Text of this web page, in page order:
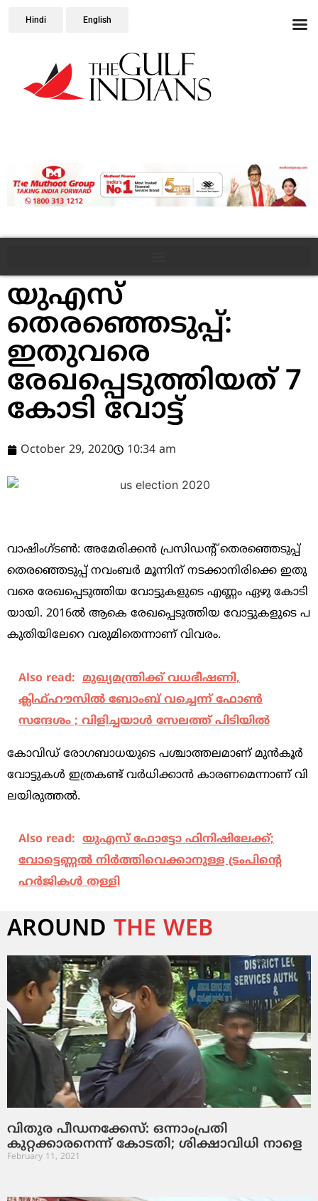
Hindi English
യുഎസ്
തെരഞ്ഞെടുപ്പ്:
ഇതുവരെ
രേഖപ്പെടുത്തിയത് 7
കോടി വോട്ട്
October 29, 2020 10:34 am
വാ​ഷിം​ഗ്ട​ണ്‍: അ​മേ​രി​ക്ക​ൻ പ്ര​സി​ഡ​ന്റ് തെ​ര​ഞ്ഞെ​ടു​പ്പ്
തെ​ര​ഞ്ഞെ​ടു​പ്പ് ന​വം​ബ​ർ മൂ​ന്നി​ന് ന​ട​ക്കാ​നി​രി​ക്കെ ഇ​തു​
വ​രെ രേ​ഖ​പ്പെ​ടു​ത്തി​യ വോ​ട്ടു​ക​ളു​ടെ എ​ണ്ണം ഏ​ഴു കോ​ടി​
യാ​യി. 2016ൽ ​ആ​കെ രേ​ഖ​പ്പെ​ടു​ത്തി​യ വോ​ട്ടു​ക​ളു​ടെ പ​
കു​തി​യി​ലേ​റെ വ​രു​മി​തെ​ന്നാ​ണ് വി​വ​രം.
Also read: മുഖ്യമന്ത്രിക്ക് വധഭീഷണി,
ക്ലിഫ്ഹൗസില്‍ ബോംബ് വച്ചെന്ന് ഫോണ്‍
സന്ദേശം ; വിളിച്ചയാള്‍ സേലത്ത് പിടിയില്‍
കോ​വി​ഡ് രോ​ഗ​ബാ​ധ​യു​ടെ പ​ശ്ചാ​ത്ത​ല​മാ​ണ് മു​ൻ​കൂ​ർ
വോ​ട്ടു​ക​ൾ ഇ​ത്ര​ക​ണ്ട് വ​ർ​ധി​ക്കാ​ൻ കാ​ര​ണ​മെ​ന്നാ​ണ് വി​
ല​യി​രു​ത്ത​ൽ.
Also read: യുഎസ് ഫോട്ടോ ഫിനിഷിലേക്ക്;
വോട്ടെണ്ണല്‍ നിര്‍ത്തിവെക്കാനുള്ള ട്രംപിന്റെ
ഹര്‍ജികള്‍ തള്ളി
AROUND THE WEB
വിതുര പീഡനക്കേസ്: ഒന്നാംപ്രതി
കുറ്റക്കാരനെന്ന് കോടതി; ശിക്ഷാവിധി നാളെ
February 11, 2021